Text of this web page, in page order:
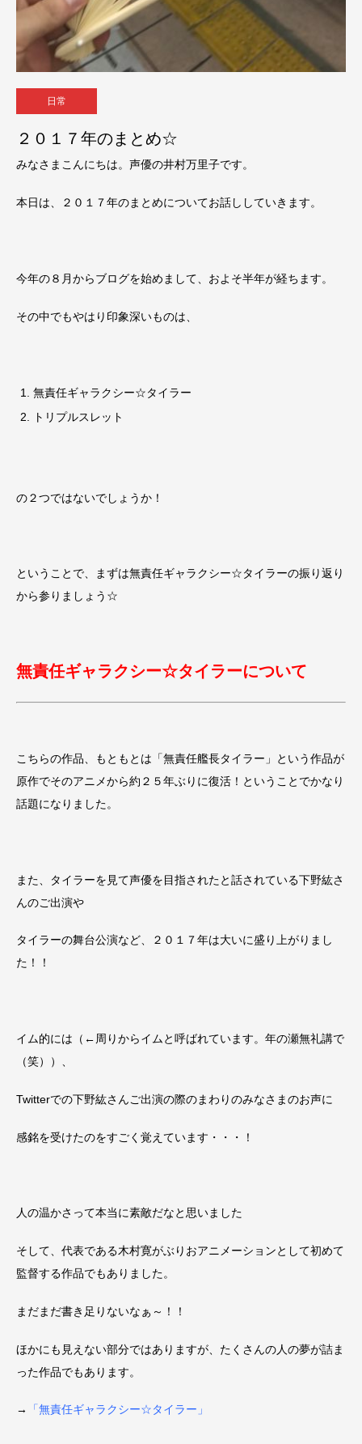
日常
２０１７年のまとめ☆
みなさまこんにちは。声優の井村万里子です。
本日は、２０１７年のまとめについてお話ししていきます。
今年の８月からブログを始めまして、およそ半年が経ちます。
その中でもやはり印象深いものは、
無責任ギャラクシー☆タイラー
トリプルスレット
の２つではないでしょうか！
ということで、まずは無責任ギャラクシー☆タイラーの振り返り
から参りましょう☆
無責任ギャラクシー☆タイラーについて
こちらの作品、もともとは「無責任艦長タイラー」という作品が
原作でそのアニメから約２５年ぶりに復活！ということでかなり
話題になりました。
また、タイラーを見て声優を目指されたと話されている下野紘さ
んのご出演や
タイラーの舞台公演など、２０１７年は大いに盛り上がりまし
た！！
イム的には（←周りからイムと呼ばれています。年の瀬無礼講で
（笑））、
Twitterでの下野紘さんご出演の際のまわりのみなさまのお声に
感銘を受けたのをすごく覚えています・・・！
人の温かさって本当に素敵だなと思いました
そして、代表である木村寛がぶりおアニメーションとして初めて
監督する作品でもありました。
まだまだ書き足りないなぁ～！！
ほかにも見えない部分ではありますが、たくさんの人の夢が詰ま
った作品でもあります。
→ 「無責任ギャラクシー☆タイラー」